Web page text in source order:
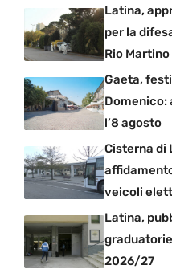
Latina,
per la
Rio Martino
Gaeta,
Domenico:
l’8 agosto
Cisterna di
veicoli
Latina,
2026/27